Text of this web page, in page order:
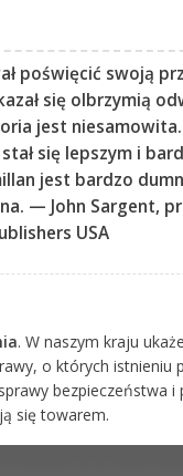
poświęcić swoją
się olbrzymią
jest niesamowita.
się lepszym i
jest bardzo
— John Sargent,
USA
. W naszym kraju
o których istnieniu
bezpieczeństwa i
się towarem.